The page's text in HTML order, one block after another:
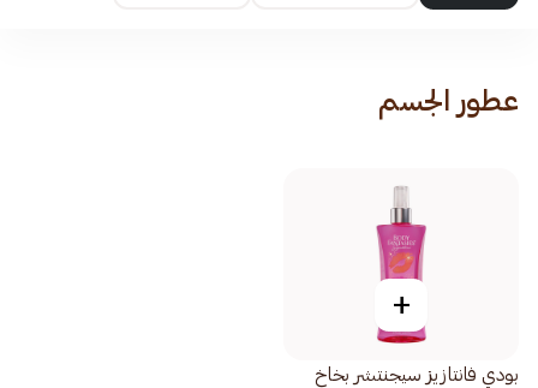
عطور الجسم
+
بودي فانتازيز سيجنتشر بخاخ